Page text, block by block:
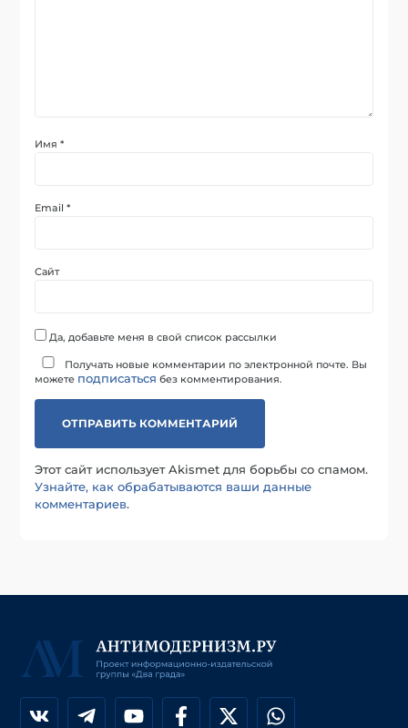
Имя*
Email*
Сайт
Да, добавьте меня в свой список рассылки
Получать новые комментарии по электронной почте. Вы
можете подписаться без комментирования.
Этот сайт использует Akismet для борьбы со спамом.
Узнайте, как обрабатываются ваши данные
комментариев.